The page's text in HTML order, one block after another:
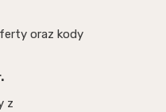
oraz kody
z